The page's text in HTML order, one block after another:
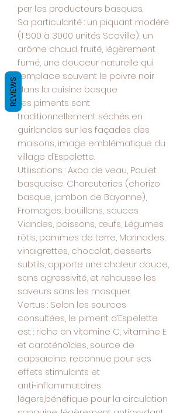
par les producteurs basques.
Sa particularité : un piquant modéré
(1 500 à 3000 unités Scoville), un
arôme chaud, fruité, légèrement
fumé, une douceur naturelle qui
remplace souvent le poivre noir
dans la cuisine basque
Les piments sont
traditionnellement séchés en
guirlandes sur les façades des
maisons, image emblématique du
village d’Espelette.
Utilisations : Axoa de veau, Poulet
basquaise, Charcuteries (chorizo
basque, jambon de Bayonne),
Fromages, bouillons, sauces
Viandes, poissons, œufs, Légumes
rôtis, pommes de terre, Marinades,
vinaigrettes, chocolat, desserts
subtils, apporte une chaleur douce,
sans agressivité, et rehausse les
saveurs sans les masquer.
Vertus : Selon les sources
consultées, le piment d’Espelette
est : riche en vitamine C, vitamine E
et caroténoïdes, source de
capsaïcine, reconnue pour ses
effets stimulants et
anti‑inflammatoires
légers,bénéfique pour la circulation
REVIEWS